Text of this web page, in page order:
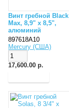
Винт гребной Black
Max, 8,9" x 8,5",
алюминий
897618A10
Mercury (США)
17,600.00 р.